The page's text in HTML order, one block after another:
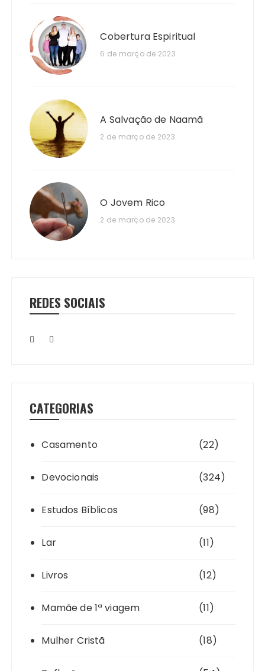
Cobertura Espiritual
6 de março de 2023
A Salvação de Naamã
2 de março de 2023
O Jovem Rico
2 de março de 2023
REDES SOCIAIS
CATEGORIAS
Casamento (22)
Devocionais (324)
Estudos Bíblicos (98)
Lar (11)
Livros (12)
Mamãe de 1ª viagem (11)
Mulher Cristã (18)